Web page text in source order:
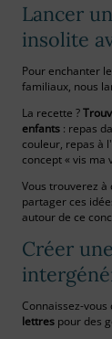
Lancer
insolite
Pour enchanter
familiaux, nous
La recette ?
enfants : repas
couleur, repas à
concept « vis ma
Vous trouverez à
partager ces
autour de ce
Créer
Connaissez-
lettres pour des